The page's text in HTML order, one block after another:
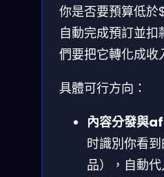
你是否要預算低
自動完成預訂並
們要把它轉化成收
具體可行方向：
內容分發
时識別你看
品），自動